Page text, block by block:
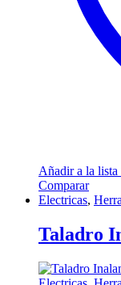
Añadir a la lista
Comparar
Electricas,
Taladro